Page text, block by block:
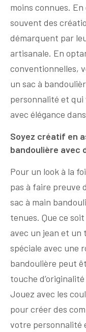
moins connues.
souvent des
démarquent par
artisanale. En
conventionnelles,
un sac à
personnalité et
avec élégance
Soyez créatif en
bandoulière avec
Pour un look à la
pas à faire preuve
sac à main
tenues. Que ce
avec un jean et un
spéciale avec une
bandoulière peut
touche
Jouez avec les
pour créer des
votre personnalité